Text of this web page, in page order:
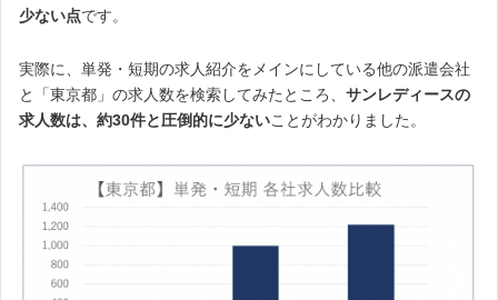
少ない点です。
実際に、単発・短期の求人紹介をメインにしている他の派遣会社
と「東京都」の求人数を検索してみたところ、 サンレディースの
求人数は、 約30件と圧倒的に少ないことがわかりました。